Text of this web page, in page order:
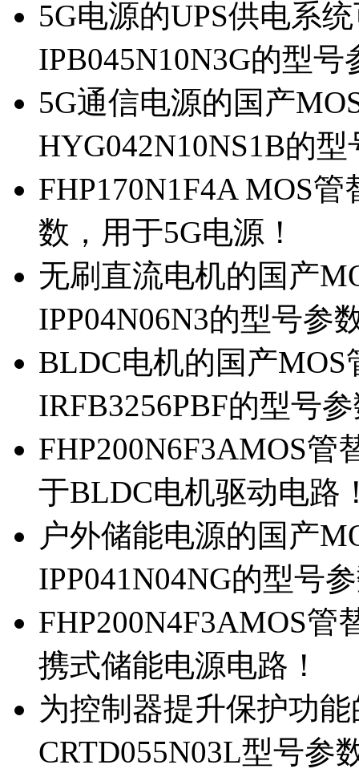
5G电源的UPS供电系
IPB045N10N3G的型号
5G通信电源的国产
HYG042N10NS1B的
FHP170N1F4A MOS
数，用于5G电源！
无刷直流电机的国产
IPP04N06N3的型号参
BLDC电机的国产MOS
IRFB3256PBF的型号
FHP200N6F3AMOS管
于BLDC电机驱动电路
户外储能电源的国产
IPP041N04NG的型号
FHP200N4F3AMOS管
携式储能电源电路！
为控制器提升保护功
CRTD055N03L型号参